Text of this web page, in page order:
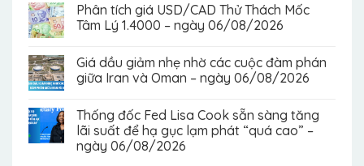
Phân tích giá USD/CAD Thử Thách Mốc
Tâm Lý 1.4000 – ngày 06/08/2026
Giá dầu giảm nhẹ nhờ các cuộc đàm phán
giữa Iran và Oman – ngày 06/08/2026
Thống đốc Fed Lisa Cook sẵn sàng tăng
lãi suất để hạ gục lạm phát “quá cao” –
ngày 06/08/2026